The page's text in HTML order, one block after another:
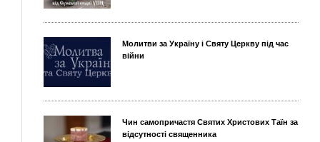
Молитви за Україну і Святу Церкву під час
війни
Чин самопричастя Святих Христових Таїн за
відсутності священника